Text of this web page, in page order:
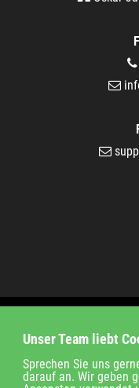
Unser Team liebt
Sprechen Sie uns
darauf an. Wir geben